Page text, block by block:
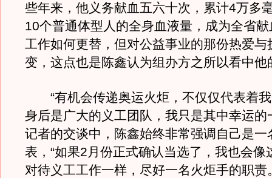
些年来，他义务献血五六十次，累计4万多
10个普通体型人的全身血液量，成为全省
工作如何更替，但对公益事业的那份热爱与
变，这点也是陈鑫认为组办方之所以看中他
“有机会传递奥运火炬，不仅仅代表着我
身后是广大的义工团队，我只是其中幸运的
记者的交谈中，陈鑫始终非常强调自己是一
表，“如果2月份正式确认当选了，我也会像
对待义工工作一样，尽好一名火炬手的职责